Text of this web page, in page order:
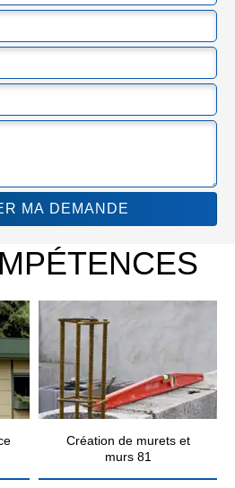
Création de murets et
murs 81